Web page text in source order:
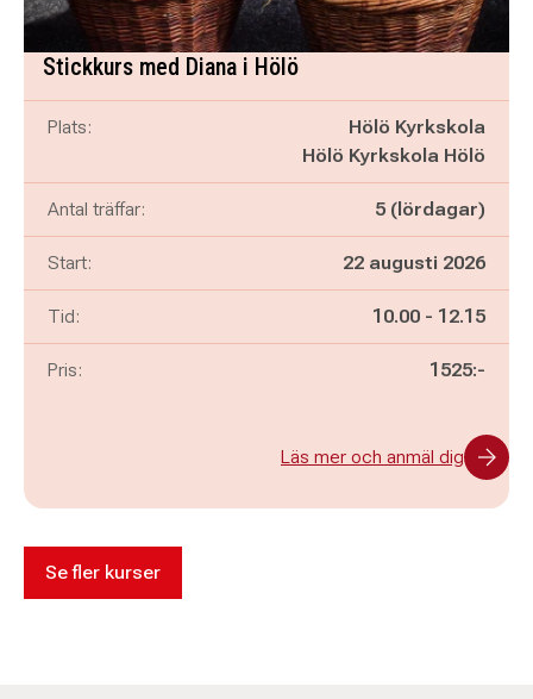
Stickkurs med Diana i Hölö
Plats:
Hölö Kyrkskola
Hölö Kyrkskola Hölö
Antal träffar: 5 (lördagar)
Start: 22 augusti 2026
Tid: Pågår mellan
10.00 - och
12.15
Pris: 1525:-
Läs mer och anmäl dig
Se fler kurser